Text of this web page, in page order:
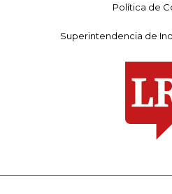
Política de
Superintendencia de